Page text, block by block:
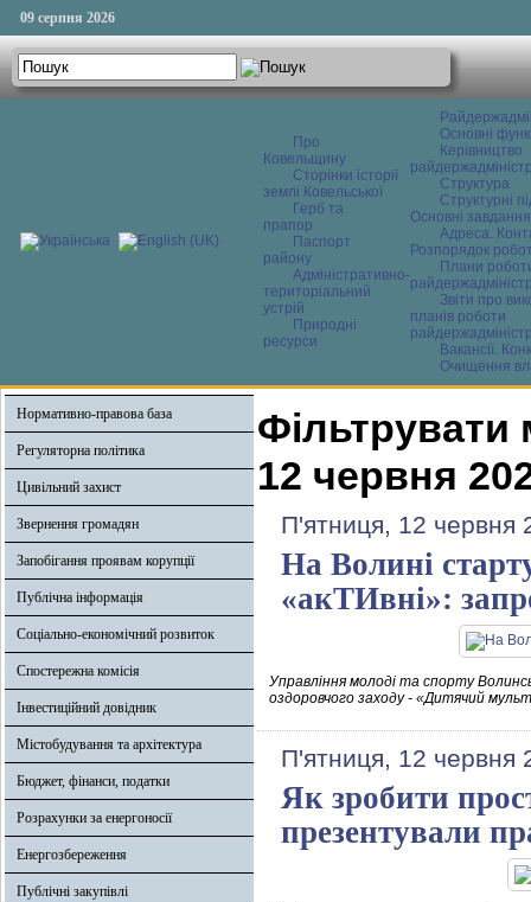
09 серпня 2026
Про
Ковельщину
Сторінки історії
землі Ковельської
Герб та
прапор
Паспорт
району
Адміністративно-
територіальний
устрій
Природні
ресурси
Основні
Керівництво
Структура
Структурні
Основні завдання
Адреса.
Розпорядок
Плани
Звіти про
планів роботи
Вакансії.
Очищення
Нормативно-правова база
Регуляторна політика
Цивільний захист
Звернення громадян
Запобігання проявам корупції
Публічна інформація
Соціально-економічний розвиток
Спостережна комісія
Інвестиційний довідник
Містобудування та архітектура
Бюджет, фінанси, податки
Розрахунки за енергоносії
Енергозбереження
Публічні закупівлі
Фільтрувати
12 червня
П'ятниця, 12 червня
На Волині
«акТИвні»:
Управління молоді та спорту
оздоровчого заходу - «Дитячий
П'ятниця, 12 червня
Як зробити
презентували